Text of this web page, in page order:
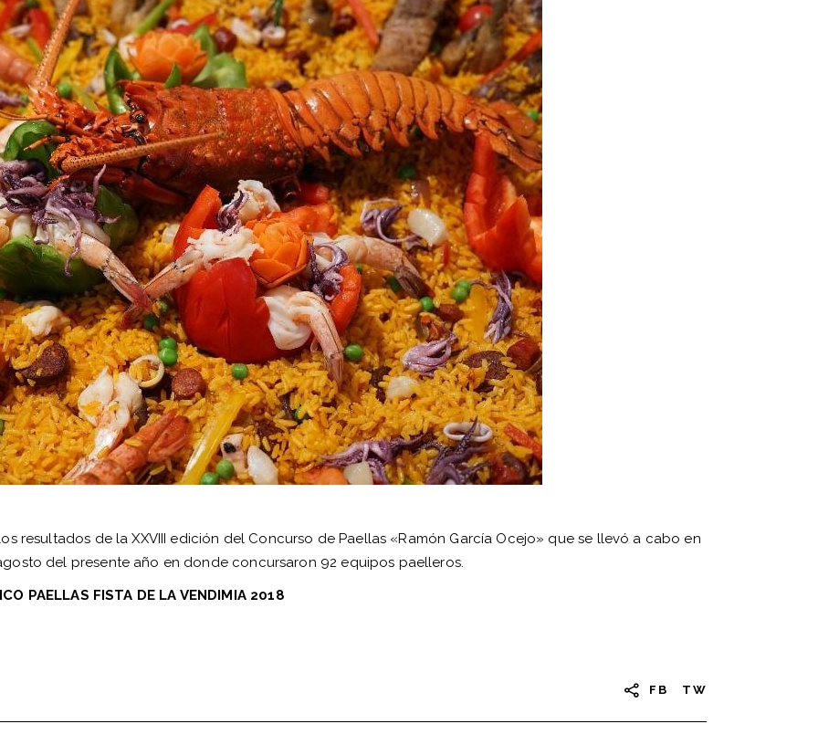
resultados de la XXVIII edición del Concurso de Paellas «Ramón García Ocejo» que se llevó a cabo en
del presente año en donde concursaron 92 equipos paelleros.
PAELLAS FISTA DE LA VENDIMIA 2018
FB TW